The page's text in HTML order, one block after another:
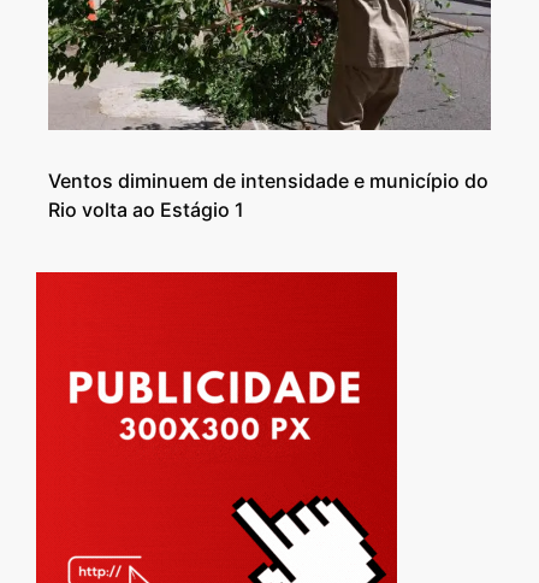
Ventos diminuem de intensidade e município do
Rio volta ao Estágio 1